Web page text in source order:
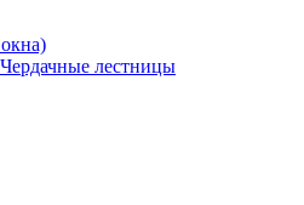
Чердачные лестницы